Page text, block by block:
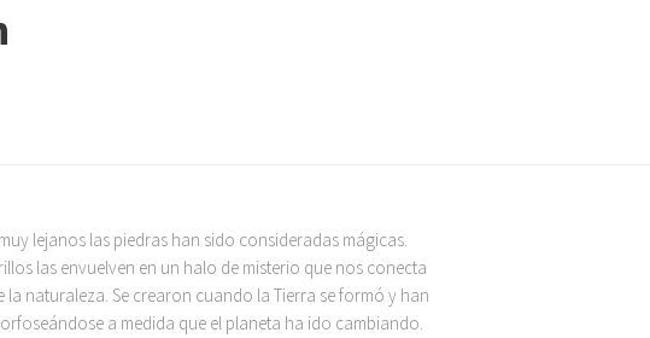
lejanos las piedras han sido consideradas mágicas.
las envuelven en un halo de misterio que nos conecta
la naturaleza. Se crearon cuando la Tierra se formó y han
a medida que el planeta ha ido cambiando.